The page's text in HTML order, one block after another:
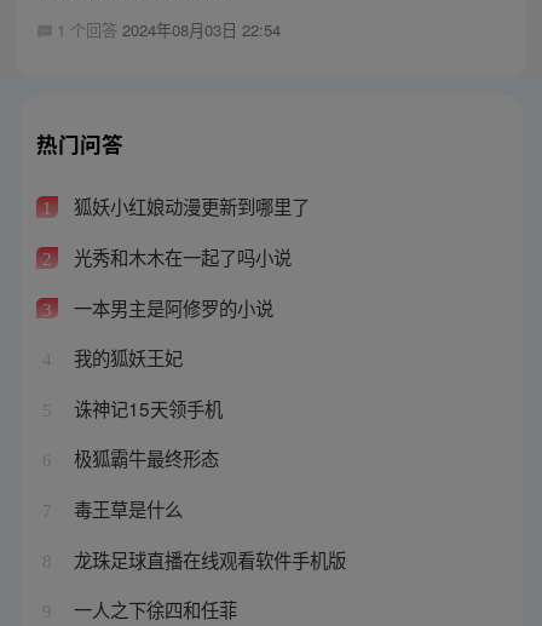
1 个回答 2024年08月03日 22:54
热门问答
1 狐妖小红娘动漫更新到哪里了
2 光秀和木木在一起了吗小说
3 一本男主是阿修罗的小说
4 我的狐妖王妃
5 诛神记15天领手机
6 极狐霸牛最终形态
7 毒王草是什么
8 龙珠足球直播在线观看软件手机版
9 一人之下徐四和任菲